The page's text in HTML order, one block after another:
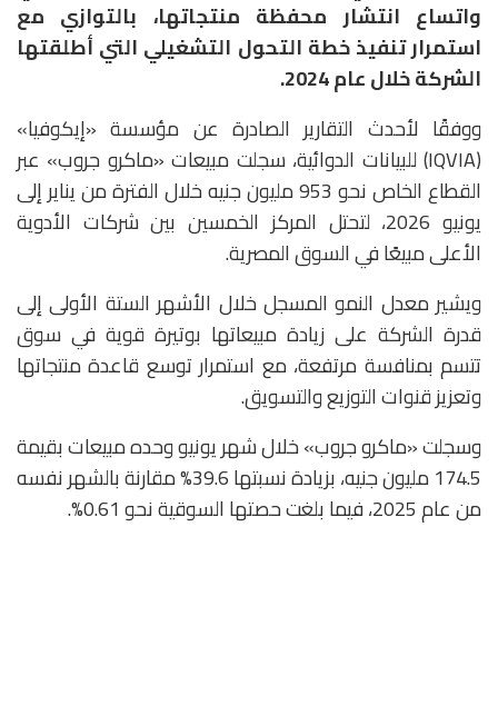
واتساع انتشار محفظة منتجاتها، بالتوازي مع
استمرار تنفيذ خطة التحول التشغيلي التي أطلقتها
الشركة خلال عام 2024.
ووفقًا لأحدث التقارير الصادرة عن مؤسسة «إيكوفيا»
(IQVIA) للبيانات الدوائية، سجلت مبيعات «ماكرو جروب» عبر
القطاع الخاص نحو 953 مليون جنيه خلال الفترة من يناير إلى
يونيو 2026، لتحتل المركز الخمسين بين شركات الأدوية
الأعلى مبيعًا في السوق المصرية.
ويشير معدل النمو المسجل خلال الأشهر الستة الأولى إلى
قدرة الشركة على زيادة مبيعاتها بوتيرة قوية في سوق
تتسم بمنافسة مرتفعة، مع استمرار توسع قاعدة منتجاتها
وتعزيز قنوات التوزيع والتسويق.
وسجلت «ماكرو جروب» خلال شهر يونيو وحده مبيعات بقيمة
174.5 مليون جنيه، بزيادة نسبتها 39.6% مقارنة بالشهر نفسه
من عام 2025، فيما بلغت حصتها السوقية نحو 0.61%.